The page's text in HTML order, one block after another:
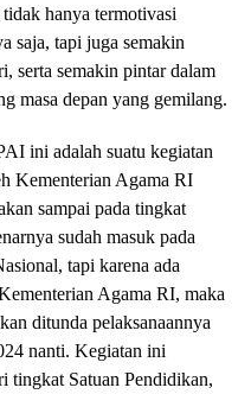
hanya termotivasi
saja, tapi juga semakin
serta semakin pintar dalam
masa depan yang gemilang.
ini adalah suatu kegiatan
Kementerian Agama RI
sampai pada tingkat
sudah masuk pada
tapi karena ada
Agama RI, maka
ditunda pelaksanaannya
nanti. Kegiatan ini
tingkat Satuan Pendidikan,